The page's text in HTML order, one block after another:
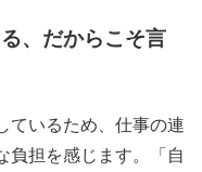
、だからこそ言
ているため、仕事の連
負担を感じます。「自